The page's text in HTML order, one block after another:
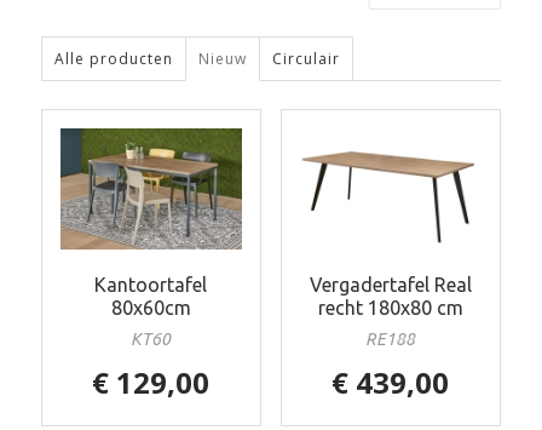
Alle producten Nieuw Circulair
Kantoortafel
80x60cm
KT60
€ 129,00
Vergadertafel Real
recht 180x80 cm
RE188
€ 439,00